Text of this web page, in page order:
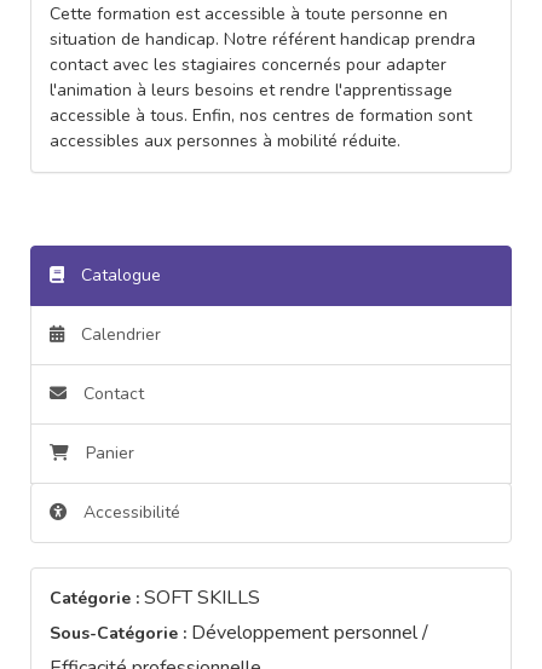
Cette formation est accessible à toute personne en
situation de handicap. Notre référent handicap prendra
contact avec les stagiaires concernés pour adapter
l'animation à leurs besoins et rendre l'apprentissage
accessible à tous. Enfin, nos centres de formation sont
accessibles aux personnes à mobilité réduite.
Catalogue
Calendrier
Contact
Panier
Accessibilité
Catégorie : SOFT SKILLS
Sous-Catégorie : Développement personnel /